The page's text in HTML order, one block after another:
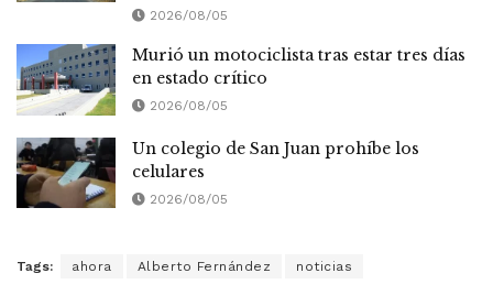
2026/08/05
Murió un motociclista tras estar tres días
en estado crítico
2026/08/05
Un colegio de San Juan prohíbe los
celulares
2026/08/05
Tags: ahora Alberto Fernández noticias